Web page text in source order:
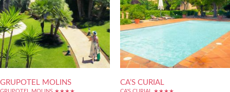
GRUPOTEL MOLINS CA’S CURIAL